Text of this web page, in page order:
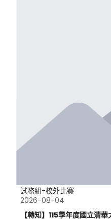
試務組-校外比賽
2026-08-04
【轉知】115學年度國立清